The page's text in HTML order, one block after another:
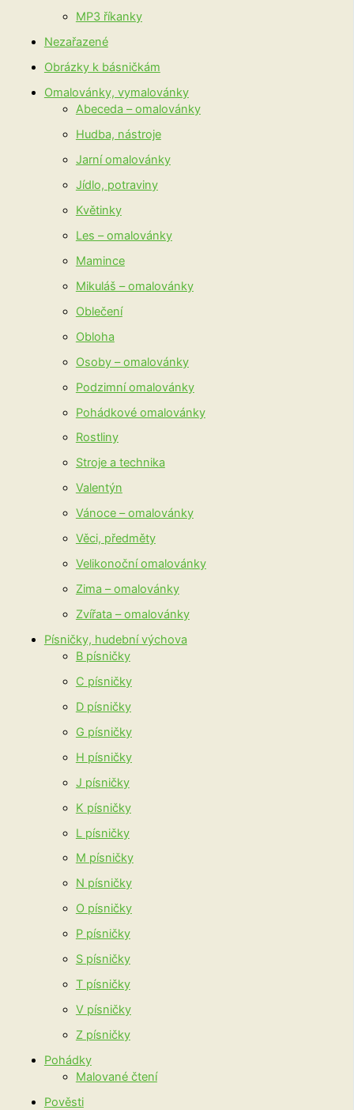
MP3 říkanky
Nezařazené
Obrázky k básničkám
Omalovánky, vymalovánky
Abeceda – omalovánky
Hudba, nástroje
Jarní omalovánky
Jídlo, potraviny
Květinky
Les – omalovánky
Mamince
Mikuláš – omalovánky
Oblečení
Obloha
Osoby – omalovánky
Podzimní omalovánky
Pohádkové omalovánky
Rostliny
Stroje a technika
Valentýn
Vánoce – omalovánky
Věci, předměty
Velikonoční omalovánky
Zima – omalovánky
Zvířata – omalovánky
Písničky, hudební výchova
B písničky
C písničky
D písničky
G písničky
H písničky
J písničky
K písničky
L písničky
M písničky
N písničky
O písničky
P písničky
S písničky
T písničky
V písničky
Z písničky
Pohádky
Malované čtení
Pověsti